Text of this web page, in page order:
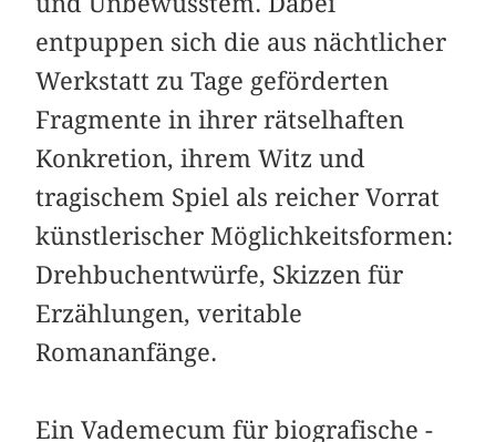
entpuppen sich die aus nächtlicher
Werkstatt zu Tage geförderten
Fragmente in ihrer rätselhaften
Konkretion, ihrem Witz und
tragischem Spiel als reicher Vorrat
künstlerischer Möglichkeitsformen:
Drehbuchentwürfe, Skizzen für
Erzählungen, ­veritable
Romananfänge.
Ein Vademecum für biografische ­